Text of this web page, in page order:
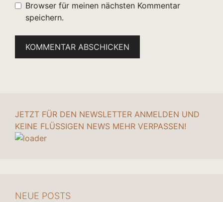
Browser für meinen nächsten Kommentar
speichern.
JETZT FÜR DEN NEWSLETTER ANMELDEN UND
KEINE FLÜSSIGEN NEWS MEHR VERPASSEN!
NEUE POSTS